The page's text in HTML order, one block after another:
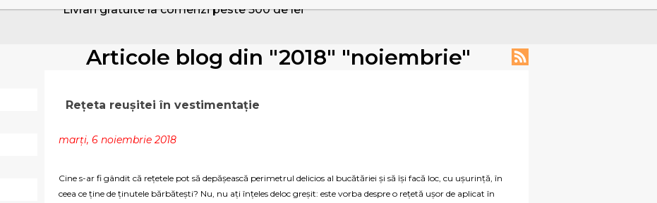
Livrari gratuite la comenzi peste 500 de lei
Articole blog din "2018" "noiembrie"
Rețeta reușitei în vestimentație
marți, 6 noiembrie 2018
Cine s-ar fi gândit că rețetele pot să depășească perimetrul delicios al bucătăriei și să își facă loc, cu ușurință, în
ceea ce ține de ținutele bărbătești? Nu, nu ați înțeles deloc greșit: este vorba despre o rețetă ușor de aplicat în